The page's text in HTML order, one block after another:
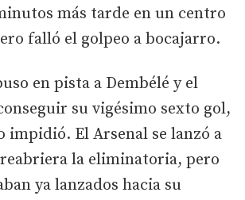
más tarde en un centro
falló el golpeo a bocajarro.
en pista a Dembélé y el
su vigésimo sexto gol,
impidió. El Arsenal se lanzó a
la eliminatoria, pero
ya lanzados hacia su